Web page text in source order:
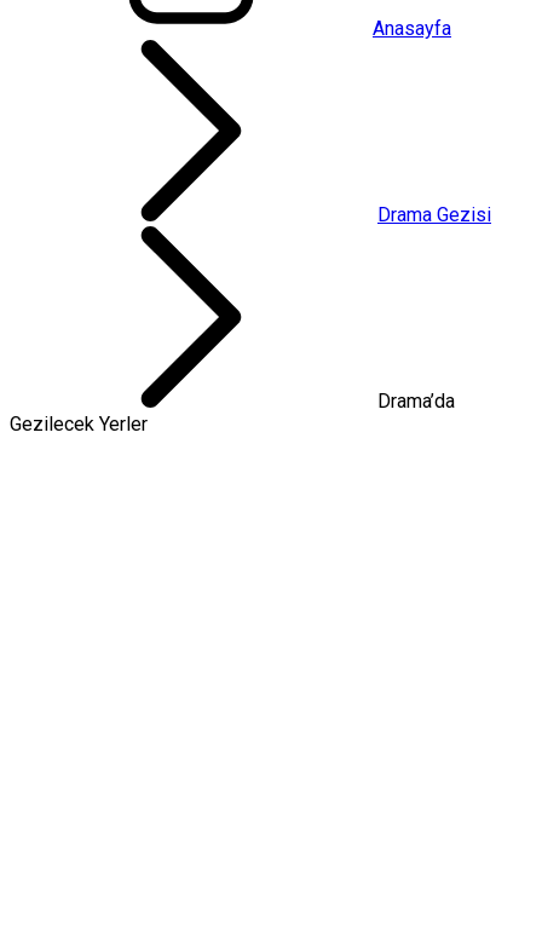
Anasayfa
Drama Gezisi
Drama’da
Gezilecek Yerler